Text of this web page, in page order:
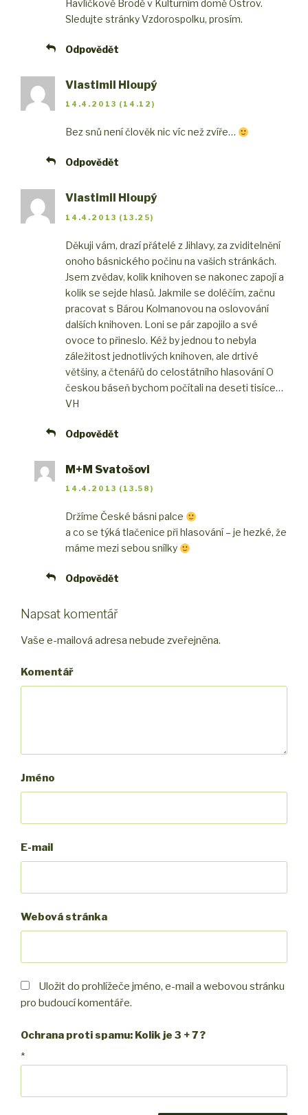
Havlíčkově Brodě v Kulturním domě Ostrov.
Sledujte stránky Vzdorospolku, prosím.
Odpovědět
Vlastimil Hloupý
14.4.2013 (14.12)
Bez snů není člověk nic víc než zvíře…
Odpovědět
Vlastimil Hloupý
14.4.2013 (13.25)
Děkuji vám, drazí přátelé z Jihlavy, za zviditelnění
onoho básnického počinu na vašich stránkách.
Jsem zvědav, kolik knihoven se nakonec zapojí a
kolik se sejde hlasů. Jakmile se doléčím, začnu
pracovat s Bárou Kolmanovou na oslovování
dalších knihoven. Loni se pár zapojilo a své
ovoce to přineslo. Kéž by jednou to nebyla
záležitost jednotlivých knihoven, ale drtivé
většiny, a čtenářů do celostátního hlasování O
českou báseň bychom počítali na deseti tisíce…
VH
Odpovědět
M+M Svatošovi
14.4.2013 (13.58)
Držíme České básni palce
a co se týká tlačenice při hlasování – je hezké, že
máme mezi sebou snílky
Odpovědět
Napsat komentář
Vaše e-mailová adresa nebude zveřejněna.
Komentář
Jméno
E-mail
Webová stránka
Uložit do prohlížeče jméno, e-mail a webovou stránku
pro budoucí komentáře.
Ochrana proti spamu: Kolik je 3 + 7 ?
*